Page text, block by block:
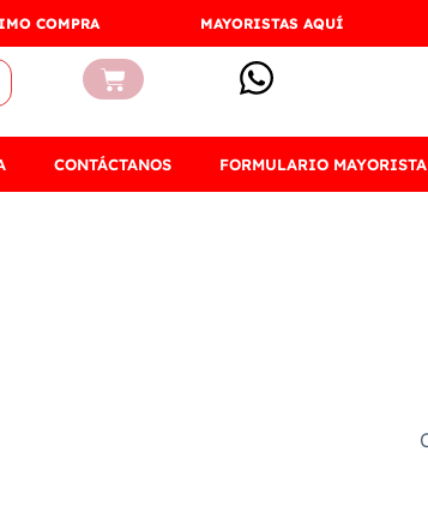
COMPRA MAYORISTAS AQUÍ
Carrito
CONTÁCTANOS FORMULARIO MAYORISTA